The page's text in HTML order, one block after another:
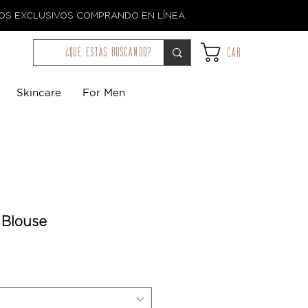
EXCLUSIVOS COMPRANDO EN LÍNEA.
¿qué estás buscando? Car
Skincare For Men